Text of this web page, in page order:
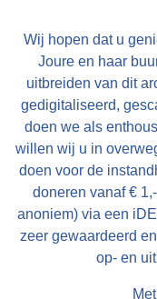
Wij hopen dat u
Joure en haar
uitbreiden van dit
gedigitaliseerd,
doen we als
willen wij u in
doen voor de
doneren vanaf €
anoniem) via een
zeer gewaardeerd
op- en